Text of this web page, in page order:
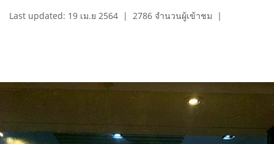
Last updated: 19 เม.ย 2564 | 2786 จำนวนผู้เข้าชม |